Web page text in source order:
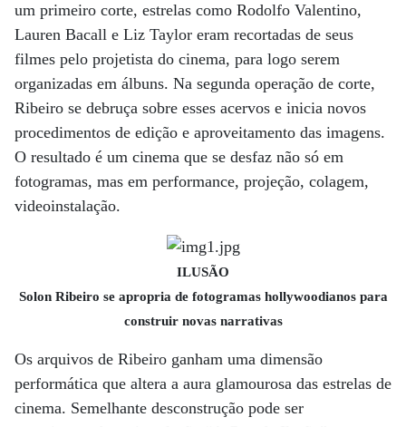
um primeiro corte, estrelas como Rodolfo Valentino,
Lauren Bacall e Liz Taylor eram recortadas de seus
filmes pelo projetista do cinema, para logo serem
organizadas em álbuns. Na segunda operação de corte,
Ribeiro se debruça sobre esses acervos e inicia novos
procedimentos de edição e aproveitamento das imagens.
O resultado é um cinema que se desfaz não só em
fotogramas, mas em performance, projeção, colagem,
videoinstalação.
ILUSÃO
Solon Ribeiro se apropria de fotogramas hollywoodianos para
construir novas narrativas
Os arquivos de Ribeiro ganham uma dimensão
performática que altera a aura glamourosa das estrelas de
cinema. Semelhante desconstrução pode ser